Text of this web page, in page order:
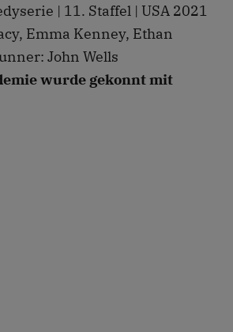
| 11. Staffel | USA 2021
Emma Kenney, Ethan
John Wells
wurde gekonnt mit